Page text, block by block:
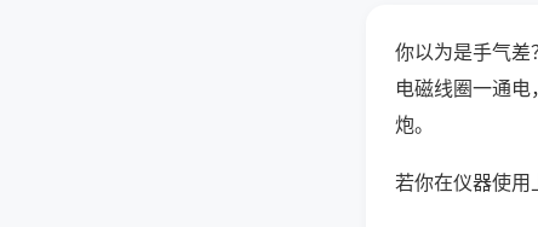
你以为是手气差
电磁线圈一通
炮。
若你在仪器使用